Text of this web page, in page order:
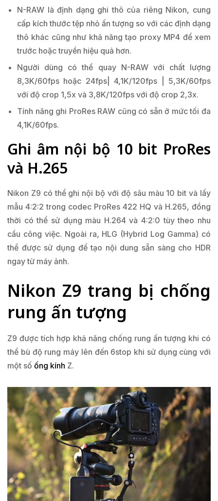
N-RAW là định dạng ghi thô của riêng Nikon, cung
cấp kích thước tệp nhỏ ấn tượng so với các định dạng
thô khác cũng như khả năng tạo proxy MP4 để xem
trước hoặc truyền hiệu quả hơn.
Người dùng có thể quay N-RAW với chất lượng
8,3K/60fps hoặc 24fps| 4,1K/120fps | 5,3K/60fps
với độ crop 1,5x và 3,8K/120fps với độ crop 2,3x.
Tính năng ghi ProRes RAW cũng có sẵn ở mức tối đa
4,1K/60fps.
Ghi âm nội bộ 10 bit ProRes
và H.265
Nikon Z9 có thể ghi nội bộ với độ sâu màu 10 bit và lấy
mẫu 4:2:2 trong codec ProRes 422 HQ và H.265, đồng
thời có thể sử dụng màu H.264 và 4:2:0 tùy theo nhu
cầu công việc. Ngoài ra, HLG (Hybrid Log Gamma) có
thể được sử dụng để tạo nội dung sẵn sàng cho HDR
ngay từ máy ảnh.
Nikon Z9 trang bị chống
rung ấn tượng
Z9 được tích hợp khả năng chống rung ấn tượng khi có
thể bù độ rung máy lên đến 6stop khi sử dụng cùng với
một số ống kính Z.